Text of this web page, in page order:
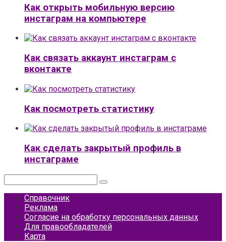
Как открыть мобильную версию
инстаграм на компьютере
Как связать аккаунт инстаграм с
вконтакте
Как посмотреть статистику
Как сделать закрытый профиль в
инстаграме
Справочник
Реклама
Согласие на обработку персональных данных
Для правообладателей
Карта